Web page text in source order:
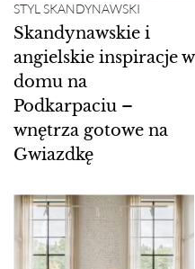
STYL SKANDYNAWSKI
Skandynawskie i
angielskie inspiracje w
domu na
Podkarpaciu –
wnętrza gotowe na
Gwiazdkę